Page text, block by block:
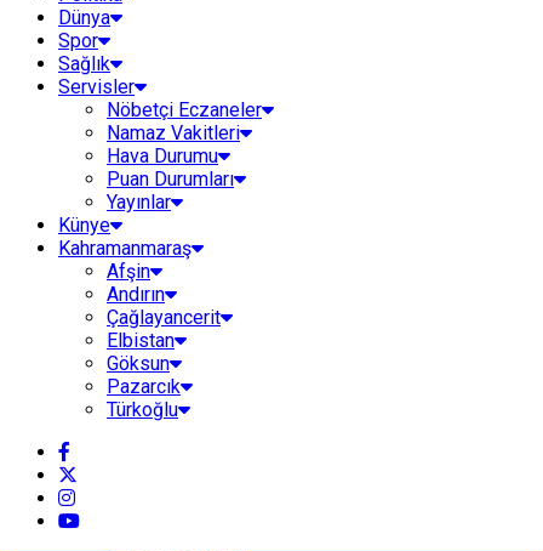
Dünya
Spor
Sağlık
Servisler
Nöbetçi Eczaneler
Namaz Vakitleri
Hava Durumu
Puan Durumları
Yayınlar
Künye
Kahramanmaraş
Afşin
Andırın
Çağlayancerit
Elbistan
Göksun
Pazarcık
Türkoğlu